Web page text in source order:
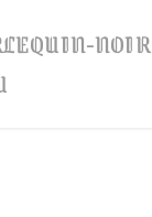
NOIR